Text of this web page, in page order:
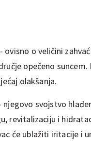
- ovisno o veličini
opečeno
olakšanja.
svojstvo
revitalizaciju i
će ublažiti iritacije i